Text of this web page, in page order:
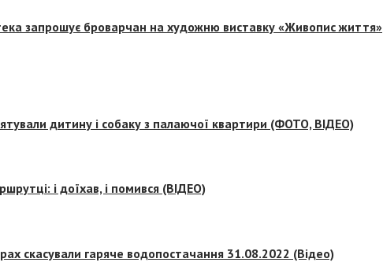
запрошує броварчан на художню виставку «Живопис життя»
дитину і собаку з палаючої квартири (ФОТО, ВІДЕО)
і доїхав, і помився (ВІДЕО)
скасували гаряче водопостачання 31.08.2022 (Відео)